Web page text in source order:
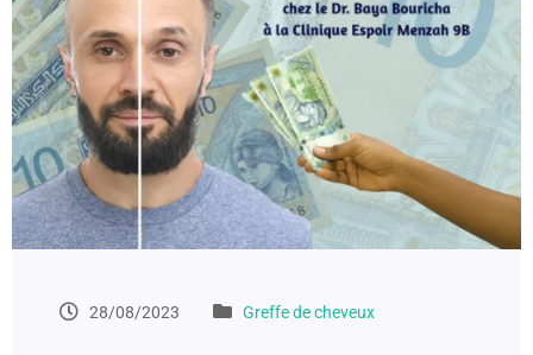
28/08/2023 Greffe de cheveux